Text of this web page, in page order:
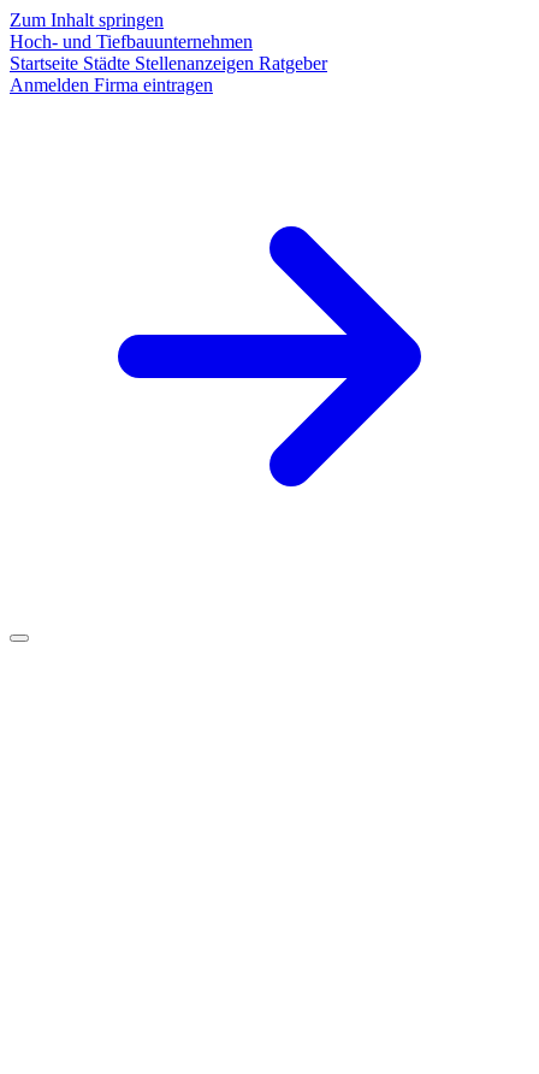
Zum Inhalt springen
Hoch- und Tiefbauunternehmen
Startseite Städte Stellenanzeigen Ratgeber
Anmelden Firma eintragen